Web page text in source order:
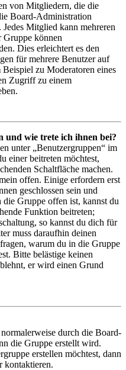
von Mitgliedern, die die
Board-Administration
Mitglied kann mehreren
Gruppe können
Dies erleichtert es den
für mehrere Benutzer auf
zu Moderatoren eines
Zugriff zu einem
und wie trete ich ihnen bei?
unter „Benutzergruppen“ im
einer beitreten möchtest,
Schaltfläche machen.
offen. Einige erfordern erst
geschlossen sein und
die Gruppe offen ist, kannst du
Funktion beitreten;
so kannst du dich für
muss daraufhin deinen
warum du in die Gruppe
Bitte belästige keinen
er wird einen Grund
durch die Board-
die Gruppe erstellt wird.
erstellen möchtest, dann
kontaktieren.